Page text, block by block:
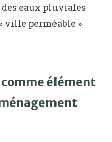
eaux pluviales
ville perméable »
comme élément